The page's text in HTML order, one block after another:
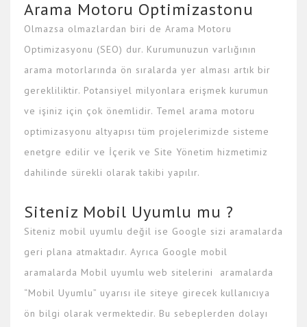
Arama Motoru Optimizastonu
Olmazsa olmazlardan biri de Arama Motoru
Optimizasyonu (SEO) dur. Kurumunuzun varlığının
arama motorlarında ön sıralarda yer alması artık bir
gerekliliktir. Potansiyel milyonlara erişmek kurumun
ve işiniz için çok önemlidir. Temel arama motoru
optimizasyonu altyapısı tüm projelerimizde sisteme
enetgre edilir ve İçerik ve Site Yönetim hizmetimiz
dahilinde sürekli olarak takibi yapılır.
Siteniz Mobil Uyumlu mu ?
Siteniz mobil uyumlu değil ise Google sizi aramalarda
geri plana atmaktadır. Ayrıca Google mobil
aramalarda Mobil uyumlu web sitelerini aramalarda
“Mobil Uyumlu” uyarısı ile siteye girecek kullanıcıya
ön bilgi olarak vermektedir. Bu sebeplerden dolayı